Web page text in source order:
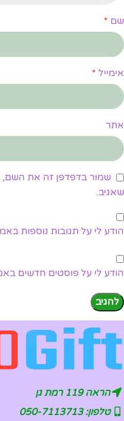
שם *
אימייל *
אתר
שמור בדפדפן זה את השם,
שאגיב.
הודע לי על תגובות נוספות
הודע לי על פוסטים חדשים
הראה 119 רמת גן
טלפון: 050-7113713